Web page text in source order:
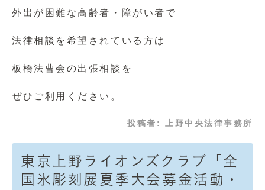
外出が困難な高齢者・障がい者で
法律相談を希望されている方は
板橋法曹会の出張相談を
ぜひご利用ください。
投稿者: 上野中央法律事務所
東京上野ライオンズクラブ「全
国氷彫刻展夏季大会募金活動・